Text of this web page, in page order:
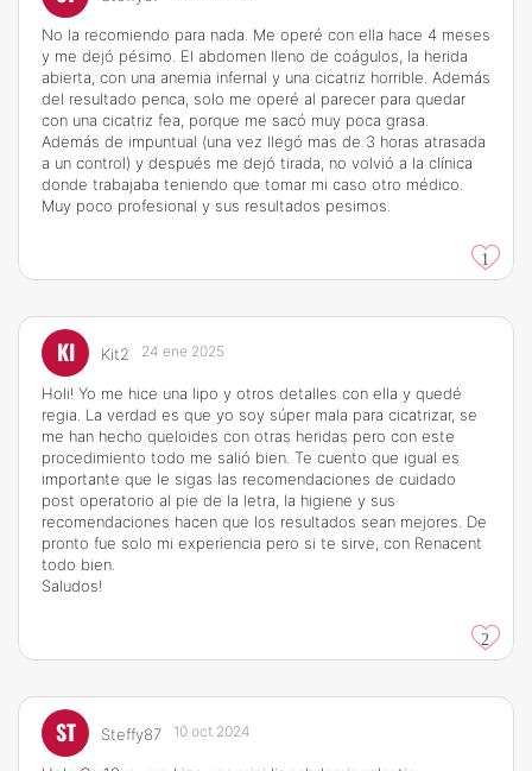
No la recomiendo para nada. Me operé con ella hace 4 meses
y me dejó pésimo. El abdomen lleno de coágulos, la herida
abierta, con una anemia infernal y una cicatriz horrible. Además
del resultado penca, solo me operé al parecer para quedar
con una cicatriz fea, porque me sacó muy poca grasa.
Además de impuntual (una vez llegó mas de 3 horas atrasada
a un control) y después me dejó tirada, no volvió a la clínica
donde trabajaba teniendo que tomar mi caso otro médico.
Muy poco profesional y sus resultados pesimos.
1
KI Kit2 24 ene 2025
Holi! Yo me hice una lipo y otros detalles con ella y quedé
regia. La verdad es que yo soy súper mala para cicatrizar, se
me han hecho queloides con otras heridas pero con este
procedimiento todo me salió bien. Te cuento que igual es
importante que le sigas las recomendaciones de cuidado
post operatorio al pie de la letra, la higiene y sus
recomendaciones hacen que los resultados sean mejores. De
pronto fue solo mi experiencia pero si te sirve, con Renacent
todo bien.
Saludos!
2
ST Steffy87 10 oct 2024